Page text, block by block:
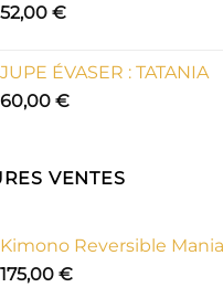
52,00 €
JUPE ÉVASER : TATANIA
60,00 €
VENTES
Kimono Reversible
175,00 €